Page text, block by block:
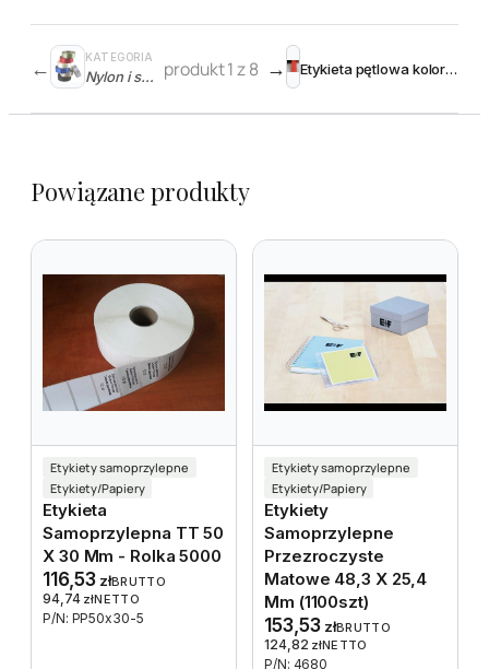
← KATEGORIA
Nylon i satyna produkt 1 z 8 Etykieta pętlowa kolorowa z zadrukiem TT 17 x 200 mm – rolka 1000
→
Powiązane produkty
Etykiety samoprzylepne
Etykiety/Papiery
Etykieta
Samoprzylepna TT 50
X 30 Mm - Rolka 5000
116,53 złBRUTTO
94,74 złNETTO
P/N: PP50x30-5
Etykiety samoprzylepne
Etykiety/Papiery
Etykiety
Samoprzylepne
Przezroczyste
Matowe 48,3 X 25,4
Mm (1100szt)
153,53 złBRUTTO
124,82 złNETTO
P/N: 4680